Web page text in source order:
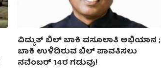
ವಿದ್ಯುತ್‌ ಬಿಲ್‌ ಬಾಕಿ ವಸೂಲಾತಿ ಅಭಿಯಾನ ;
ಬಾಕಿ ಉಳಿದಿರುವ ಬಿಲ್‌ ಪಾವತಿಸಲು
ನವೆಂಬರ್‌ 14ರ ಗಡುವು!